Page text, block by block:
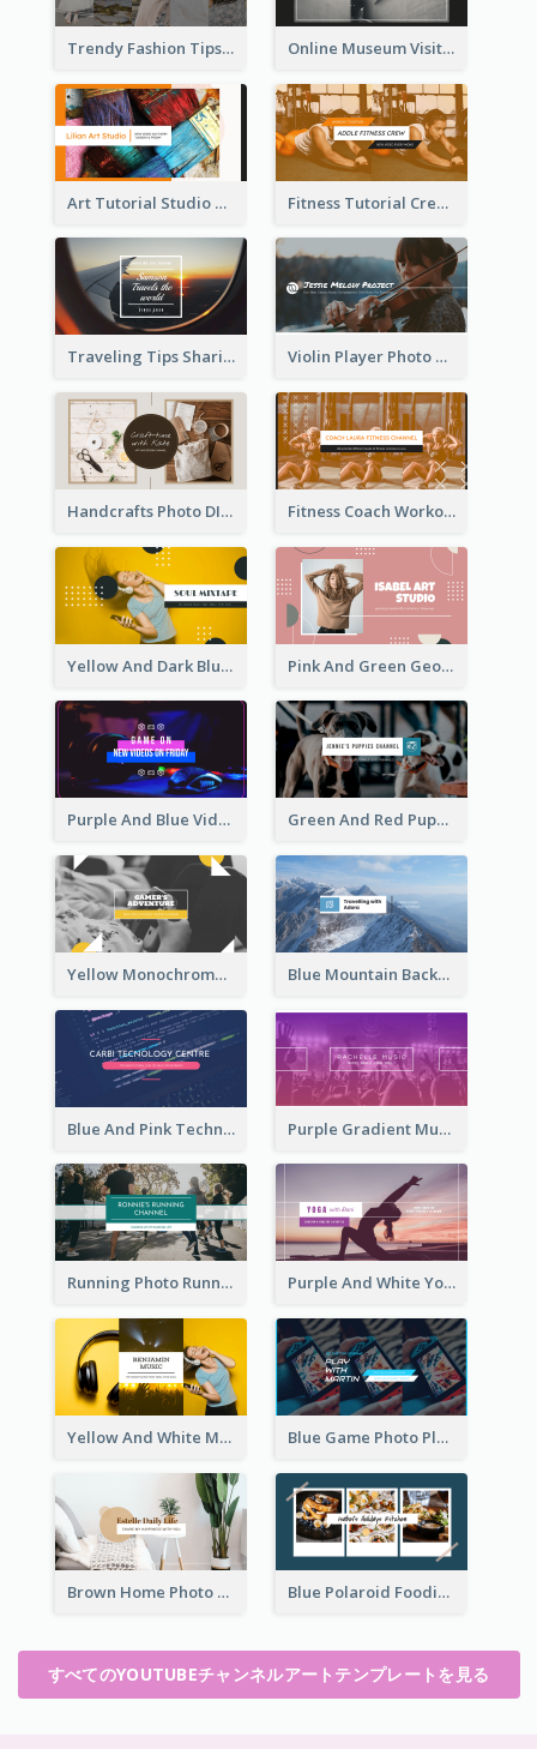
Trendy Fashion Tips Sharing YouTube Channel Art Online Museum Visiting Art YouTube Channel Art
Art Tutorial Studio Art YouTube Channel Art Fitness Tutorial Crew Sports YouTube Channel Art
Traveling Tips Sharing YouTube Channel Art Violin Player Photo Classic Music YouTube Channel Art
Handcrafts Photo DIY Influencer YouTube Channel Art Fitness Coach Workout Classes YouTube Channel Art
Yellow And Dark Blue Musician Mixtape YouTube Channel Art Pink And Green Geometric Art Studio YouTube Channel Art
Purple And Blue Video Game Photo YouTube Channel Art Green And Red Puppy Photo Puppies Vlog YouTube Channel Art
Yellow Monochrome Games Playing YouTube Channel Art Blue Mountain Background Hiking Vlog YouTube Cannel Art
Blue And Pink Technology YouTube Channel Art Purple Gradient Music Photo Music YouTube Channel Art
Running Photo Running Life Record YouTube Channel Art Purple And White Yoga Tutorial YouTube Channel Art
Yellow And White Music Photo Music Channel Art Blue Game Photo Playing Games YouTube Channel Art
Brown Home Photo Daily Lives Sharing YouTube Channel Art Blue Polaroid Foodies Blogger YouTube Channel Art
すべてのYOUTUBEチャンネルアートテンプレートを見る